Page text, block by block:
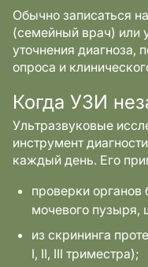
Обычно записаться
(семейный врач) или
уточнения диагноза,
опроса и
Когда УЗИ
Ультразвуковые
инструмент
каждый день. Его
проверки
мочевого пузыря,
из скрининга
I, II, III триместра);